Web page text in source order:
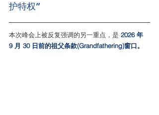
护特权”
本次峰会上被反复强调的另一重点，是 2026 年
9 月 30 日前的祖父条款(Grandfathering)窗口。